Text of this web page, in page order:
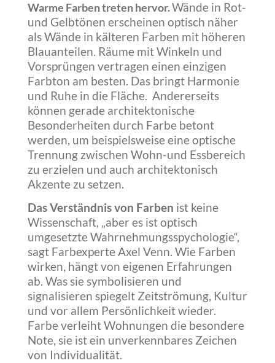
Warme Farben treten hervor.Wände in Rot-
und Gelbtönen erscheinen optisch näher
als Wände in kälteren Farben mit höheren
Blauanteilen. Räume mit Winkeln und
Vorsprüngen vertragen einen einzigen
Farbton am besten. Das bringt Harmonie
und Ruhe in die Fläche. Andererseits
können gerade architektonische
Besonderheiten durch Farbe betont
werden, um beispielsweise eine optische
Trennung zwischen Wohn-und Essbereich
zu erzielen und auch architektonisch
Akzente zu setzen.
Das Verständnis von Farben ist keine
Wissenschaft, „aber es ist optisch
umgesetzte Wahrnehmungsspychologie“,
sagt Farbexperte Axel Venn. Wie Farben
wirken, hängt von eigenen Erfahrungen
ab. Was sie symbolisieren und
signalisieren spiegelt Zeitströmung, Kultur
und vor allem Persönlichkeit wieder.
Farbe verleiht Wohnungen die besondere
Note, sie ist ein unverkennbares Zeichen
von Individualität.